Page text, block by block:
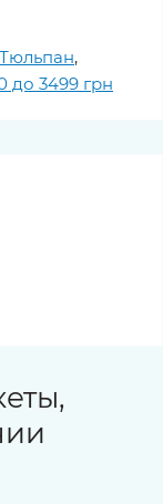
Тюльпан,
до 3499 грн